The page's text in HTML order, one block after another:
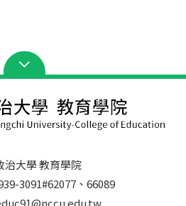
治大學 教育學院
3091#62077、66089